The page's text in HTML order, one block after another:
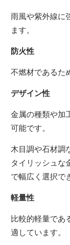
雨風や紫外線に
ます。
防火性
不燃材であるた
デザイン性
金属の種類や加
可能です。
木目調や石材調
タイリッシュな
で幅広く選択で
軽量性
比較的軽量であ
適しています。